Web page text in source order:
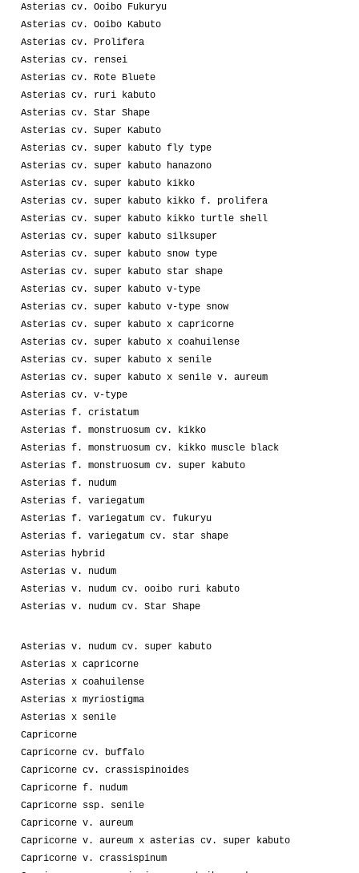
Asterias cv. Ooibo Fukuryu
Asterias cv. Ooibo Kabuto
Asterias cv. Prolifera
Asterias cv. rensei
Asterias cv. Rote Bluete
Asterias cv. ruri kabuto
Asterias cv. Star Shape
Asterias cv. Super Kabuto
Asterias cv. super kabuto fly type
Asterias cv. super kabuto hanazono
Asterias cv. super kabuto kikko
Asterias cv. super kabuto kikko f. prolifera
Asterias cv. super kabuto kikko turtle shell
Asterias cv. super kabuto silksuper
Asterias cv. super kabuto snow type
Asterias cv. super kabuto star shape
Asterias cv. super kabuto v-type
Asterias cv. super kabuto v-type snow
Asterias cv. super kabuto x capricorne
Asterias cv. super kabuto x coahuilense
Asterias cv. super kabuto x senile
Asterias cv. super kabuto x senile v. aureum
Asterias cv. v-type
Asterias f. cristatum
Asterias f. monstruosum cv. kikko
Asterias f. monstruosum cv. kikko muscle black
Asterias f. monstruosum cv. super kabuto
Asterias f. nudum
Asterias f. variegatum
Asterias f. variegatum cv. fukuryu
Asterias f. variegatum cv. star shape
Asterias hybrid
Asterias v. nudum
Asterias v. nudum cv. ooibo ruri kabuto
Asterias v. nudum cv. Star Shape
Asterias v. nudum cv. super kabuto
Asterias x capricorne
Asterias x coahuilense
Asterias x myriostigma
Asterias x senile
Capricorne
Capricorne cv. buffalo
Capricorne cv. crassispinoides
Capricorne f. nudum
Capricorne ssp. senile
Capricorne v. aureum
Capricorne v. aureum x asterias cv. super kabuto
Capricorne v. crassispinum